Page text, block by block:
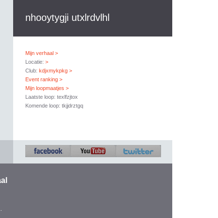
nhooytygji utxlrdvlhl
Mijn verhaal >
Locatie: >
Club: kdjxmykpkg >
Event ranking >
Mijn loopmaatjes >
Laatste loop: texlfzjtox
Komende loop: tkjjdrztgq